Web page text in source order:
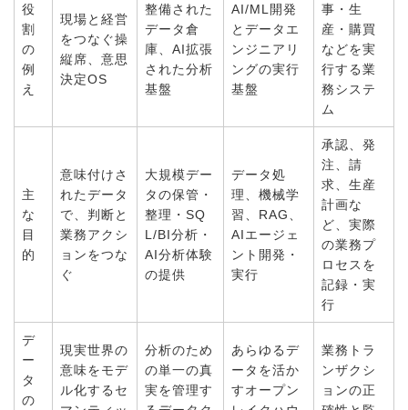
役
割
の
例
え
現場と経営
をつなぐ操
縦席、意思
決定OS
整備された
データ倉
庫、AI拡張
された分析
基盤
AI/ML開発
とデータエ
ンジニアリ
ングの実行
基盤
事・生
産・購買
などを実
行する業
務システ
ム
主
な
目
的
意味付けさ
れたデータ
で、判断と
業務アクシ
ョンをつな
ぐ
大規模デー
タの保管・
整理・SQ
L/BI分析・
AI分析体験
の提供
データ処
理、機械学
習、RAG、
AIエージェ
ント開発・
実行
承認、発
注、請
求、生産
計画な
ど、実際
の業務プ
ロセスを
記録・実
行
デ
ー
タ
の
現実世界の
意味をモデ
ル化するセ
分析のため
の単一の真
実を管理す
あらゆるデ
ータを活か
すオープン
業務トラ
ンザクシ
ョンの正